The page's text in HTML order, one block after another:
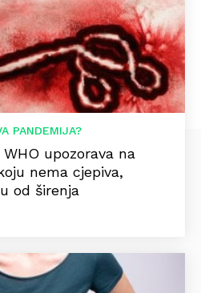
PANDEMIJA?
upozorava na
nema cjepiva,
od širenja